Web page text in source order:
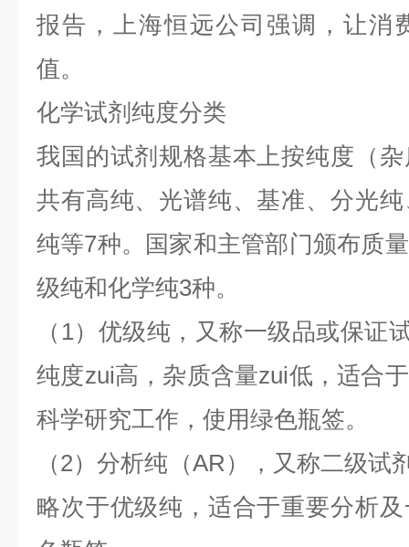
报告，上海恒远公司强调，让消
值。
化学试剂纯度分类
我国的试剂规格基本上按纯度（
共有高纯、光谱纯、基准、分光
纯等7种。国家和主管部门颁布质
级纯和化学纯3种。
（1）优级纯，又称一级品或保证
纯度zui高，杂质含量zui低，适合
科学研究工作，使用绿色瓶签。
（2）分析纯（AR），又称二级试
略次于优级纯，适合于重要分析